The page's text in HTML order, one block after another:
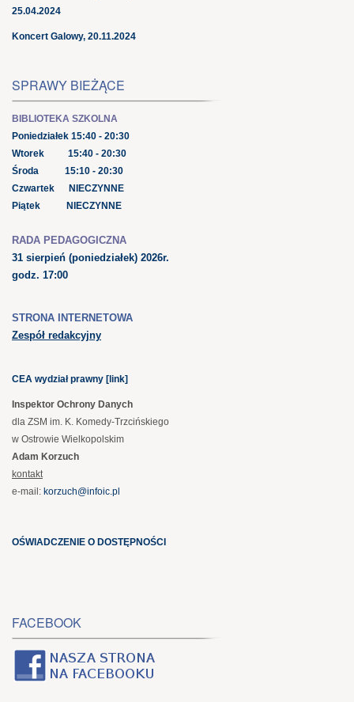
25.04.2024
Koncert Galowy, 20.11.2024
SPRAWY BIEŻĄCE
BIBLIOTEKA SZKOLNA
Poniedziałek 15:40 - 20:30
Wtorek 15:40 - 20:30
Środa 15:10 - 20:30
Czwartek NIECZYNNE
Piątek NIECZYNNE
RADA PEDAGOGICZNA
31 sierpień (poniedziałek) 2026r.
godz. 17:00
STRONA INTERNETOWA
Zespół redakcyjny
CEA wydział prawny [link]
Inspektor Ochrony Danych
dla ZSM im. K. Komedy-Trzcińskiego
w Ostrowie Wielkopolskim
Adam Korzuch
kontakt
e-mail: korzuch@infoic.pl
OŚWIADCZENIE O DOSTĘPNOŚCI
FACEBOOK